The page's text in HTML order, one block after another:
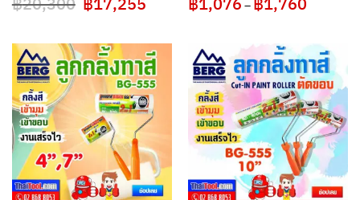
price price – range:
฿1,760